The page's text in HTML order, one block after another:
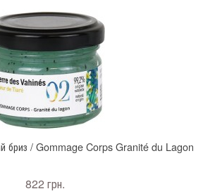
бриз / Gommage Corps Granité du Lagon
822 грн.